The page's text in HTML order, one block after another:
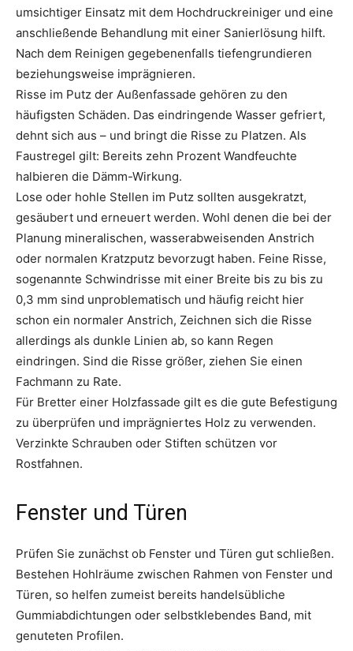
umsichtiger Einsatz mit dem Hochdruckreiniger und eine
anschließende Behandlung mit einer Sanierlösung hilft.
Nach dem Reinigen gegebenenfalls tiefengrundieren
beziehungsweise imprägnieren.
Risse im Putz der Außenfassade gehören zu den
häufigsten Schäden. Das eindringende Wasser gefriert,
dehnt sich aus – und bringt die Risse zu Platzen. Als
Faustregel gilt: Bereits zehn Prozent Wandfeuchte
halbieren die Dämm-Wirkung.
Lose oder hohle Stellen im Putz sollten ausgekratzt,
gesäubert und erneuert werden. Wohl denen die bei der
Planung mineralischen, wasserabweisenden Anstrich
oder normalen Kratzputz bevorzugt haben. Feine Risse,
sogenannte Schwindrisse mit einer Breite bis zu bis zu
0,3 mm sind unproblematisch und häufig reicht hier
schon ein normaler Anstrich, Zeichnen sich die Risse
allerdings als dunkle Linien ab, so kann Regen
eindringen. Sind die Risse größer, ziehen Sie einen
Fachmann zu Rate.
Für Bretter einer Holzfassade gilt es die gute Befestigung
zu überprüfen und imprägniertes Holz zu verwenden.
Verzinkte Schrauben oder Stiften schützen vor
Rostfahnen.
Fenster und Türen
Prüfen Sie zunächst ob Fenster und Türen gut schließen.
Bestehen Hohlräume zwischen Rahmen von Fenster und
Türen, so helfen zumeist bereits handelsübliche
Gummiabdichtungen oder selbstklebendes Band, mit
genuteten Profilen.